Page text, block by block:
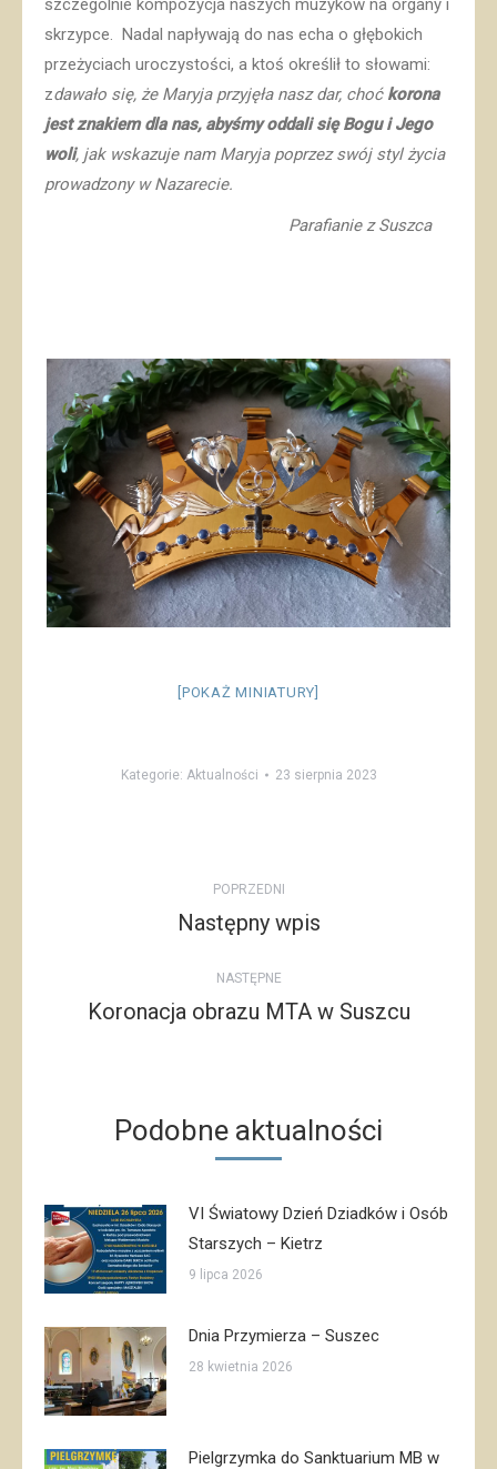
szczególnie kompozycja naszych muzyków na organy i
skrzypce. Nadal napływają do nas echa o głębokich
przeżyciach uroczystości, a ktoś określił to słowami:
zdawało się, że Maryja przyjęła nasz dar, choć korona
jest znakiem dla nas, abyśmy oddali się Bogu i Jego
woli, jak wskazuje nam Maryja poprzez swój styl życia
prowadzony w Nazarecie.
Parafianie z Suszca
[POKAŻ MINIATURY]
Kategorie: Aktualności 23 sierpnia 2023
navigation
POPRZEDNI
Poprzedni
Następny wpis
NASTĘPNE
Następny
Koronacja obrazu MTA w Suszcu
Podobne aktualności
VI Światowy Dzień Dziadków i Osób
Starszych – Kietrz
9 lipca 2026
Dnia Przymierza – Suszec
28 kwietnia 2026
Pielgrzymka do Sanktuarium MB w